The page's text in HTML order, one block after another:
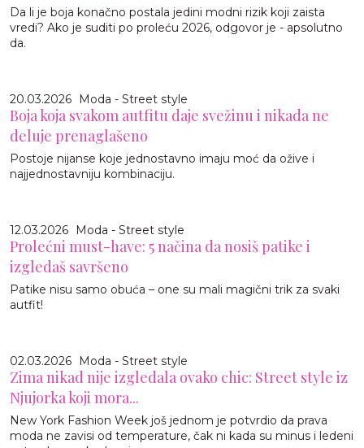
Da li je boja konačno postala jedini modni rizik koji zaista
vredi? Ako je suditi po proleću 2026, odgovor je - apsolutno
da.
20.03.2026 Moda - Street style
Boja koja svakom autfitu daje svežinu i nikada ne
deluje prenaglašeno
Postoje nijanse koje jednostavno imaju moć da ožive i
najjednostavniju kombinaciju.
12.03.2026 Moda - Street style
Prolećni must-have: 5 načina da nosiš patike i
izgledaš savršeno
Patike nisu samo obuća – one su mali magični trik za svaki
autfit!
02.03.2026 Moda - Street style
Zima nikad nije izgledala ovako chic: Street style iz
Njujorka koji mora...
New York Fashion Week još jednom je potvrdio da prava
moda ne zavisi od temperature, čak ni kada su minus i ledeni